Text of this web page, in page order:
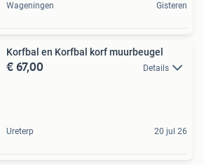
Wageningen Gisteren
Korfbal en Korfbal korf muurbeugel
€ 67,00 Details
Ureterp 20 jul 26